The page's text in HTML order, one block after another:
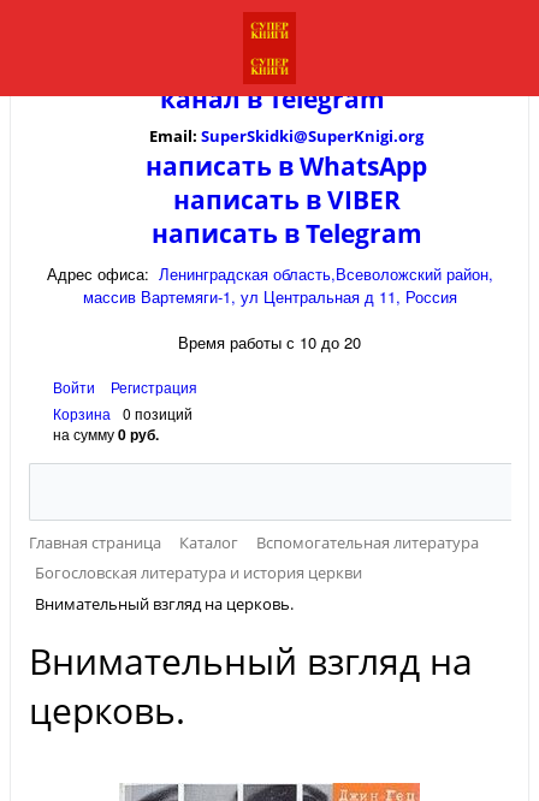
канал вTelegram
Email: SuperSkidki@SuperKnigi.org
написать в WhatsApp
написать в VIBER
написать в Telegram
Адрес офиса: Ленинградская область,Всеволожский район,
массив Вартемяги-1, ул Центральная д 11, Россия
Время работы с 10 до 20
Войти
Регистрация
Корзина
0 позиций
на сумму0 руб.
Главная страница Каталог
Вспомогательная литература
Богословская литература и история церкви
Внимательный взгляд на церковь.
Внимательный взгляд на
церковь.